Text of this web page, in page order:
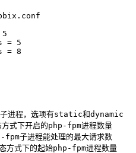
= 5
= 8
子进程，选项有static和
方式下开启的php-fpm进程数量
fpm子进程能处理的最大请求数
式下的起始php-fpm进程数量